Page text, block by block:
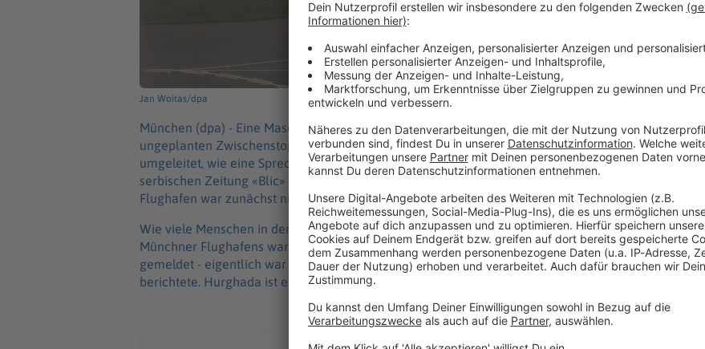
Jan Woitas/dpa
München (dpa) - Eine Maschine der Air Cairo hat auf dem Flug nach München einen
ungeplanten Zwischenstopp einlegen müssen. Der Flug aus dem Ferienort Hurghada wurde
umgeleitet, wie eine Sprecherin des Münchner Flughafens sagte. Nach einer Meldung der
serbischen Zeitung «Blic» soll Rauch in der Kabine die Ursache gewesen sein, am Münchner
Flughafen war zunächst nichts Näheres bekannt.
Wie viele Menschen in der Maschine saßen, war zunächst unklar. Auf der Webseite des
Münchner Flughafens war das Flugzeug am Freitagabend nach wie vor als «verspätet»
gemeldet - eigentlich war 15.06 Uhr als Ankunftszeit geplant. Auch die «Bild»-Zeitung
berichtete. Hurghada ist eine Urlaubsregion am Roten Meer.